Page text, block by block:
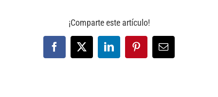
¡Comparte este artículo!
Facebook
X LinkedInPinterestCorreo
electrónico